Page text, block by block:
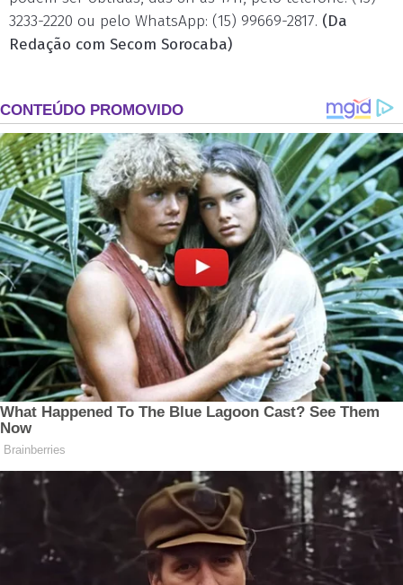
3233-2220 ou pelo WhatsApp: (15) 99669-2817. (Da
Redação com Secom Sorocaba)